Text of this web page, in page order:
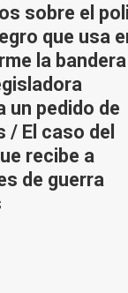
sobre el
que usa
la
un pedido de
/ El caso del
recibe a
de guerra